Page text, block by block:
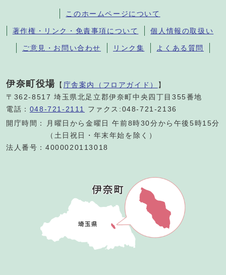
このホームページについて
著作権・リンク・免責事項について 個人情報の取扱い
ご意見・お問い合わせ リンク集 よくある質問
伊奈町役場 【 庁舎案内（フロアガイド） 】
〒362-8517 埼玉県北足立郡伊奈町中央四丁目355番地
電話： 048-721-2111
ファクス:048-721-2136
開庁時間：
月曜日から金曜日 午前8時30分から午後5時15分
（土日祝日・年末年始を除く）
法人番号：4000020113018